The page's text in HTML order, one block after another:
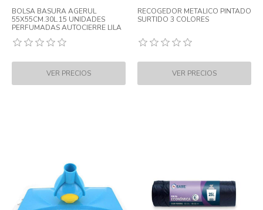
BOLSA BASURA AGERUL
55X55CM.30L.15 UNIDADES
PERFUMADAS AUTOCIERRE LILA
RECOGEDOR METALICO PINTADO
SURTIDO 3 COLORES